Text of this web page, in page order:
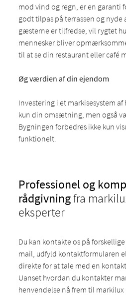
mod vind og regn, er en garanti
godt tilpas på terrassen og
gæsterne er tilfredse, vil rygtet
mennesker bliver
til at se din restaurant eller café
Øg værdien af din ejendom
Investering i et markisesystem
kun din omsætning, men også
Bygningen forbedres ikke kun
funktionelt.
Professionel og
rådgivningfra
eksperter
Du kan kontakte os på
mail, udfyld kontaktformularen
direkte for at tale med en
Uanset hvordan du kontakter
henvendelse nå frem til